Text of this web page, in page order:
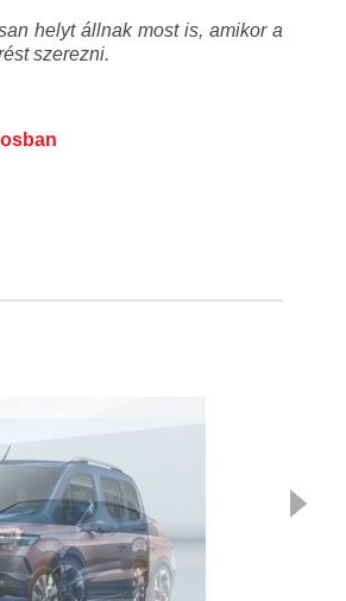
helyt állnak most is, amikor a
szerezni.